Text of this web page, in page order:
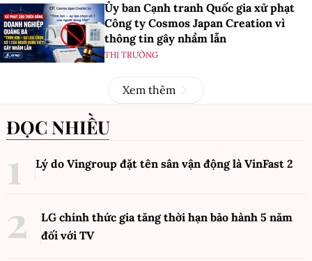
Ủy ban Cạnh tranh Quốc gia xử phạt
Công ty Cosmos Japan Creation vì
thông tin gây nhầm lẫn
THỊ TRƯỜNG
Xem thêm
ĐỌC NHIỀU
Lý do Vingroup đặt tên sân vận động là VinFast 2
LG chính thức gia tăng thời hạn bảo hành 5 năm
đối với TV